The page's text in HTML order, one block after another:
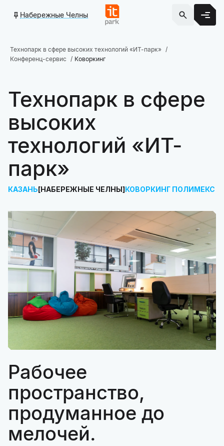
Набережные Челны
Технопарк в сфере высоких технологий «ИТ-парк»
Конференц-сервис
Коворкинг
Технопарк в сфере
высоких
технологий «ИТ-
парк»
КАЗАНЬ НАБЕРЕЖНЫЕ ЧЕЛНЫ КОВОРКИНГ ПОЛИМЕКС
Рабочее
пространство,
продуманное до
мелочей.